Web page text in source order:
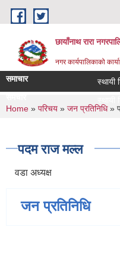
Skip to main content
छायाँनाथ रारा
नगर कार्यपालिकाको
समाचार
स्थायी
You are here
Home » परिचय » जन प्रतिनिधि»
पदम राज मल्ल
वडा अध्यक्ष
जन प्रतिनिधि